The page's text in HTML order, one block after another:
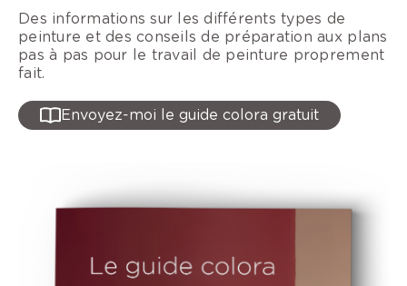
Des informations sur les différents types de
peinture et des conseils de préparation aux plans
pas à pas pour le travail de peinture proprement
fait.
Envoyez-moi le guide colora gratuit